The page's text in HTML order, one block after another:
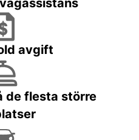
avgift
de flesta större